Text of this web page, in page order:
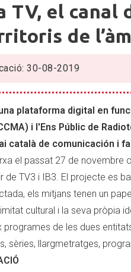
TV, el
de
30-08-2019
plataforma digital en
i l'Ens Públic de
català de comunicación i
el passat 27 de novembre
de TV3 i IB3. El projecte es
els mitjans tenen un
cultural i la seva pròpia
programes de les dues
sèries, llargmetratges,